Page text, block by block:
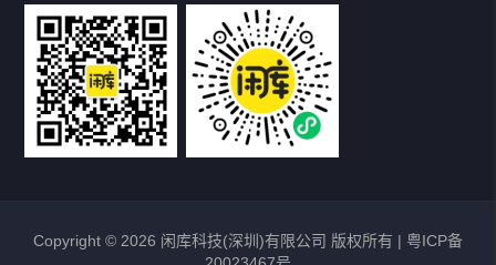
服装内衣
日用百货
Copyright © 2026 闲库科技(深圳)有限公司 版权所有 | 粤ICP备